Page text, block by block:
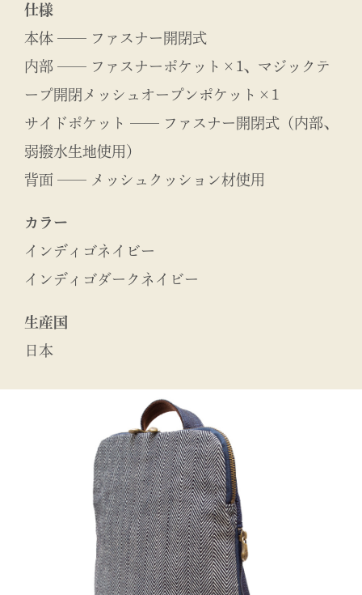
仕様
本体 ── ファスナー開閉式
内部 ── ファスナーポケット×1、マジックテ
ープ開閉メッシュオープンポケット×1
サイドポケット ── ファスナー開閉式（内部、
弱撥水生地使用）
背面 ── メッシュクッション材使用
カラー
インディゴネイビー
インディゴダークネイビー
生産国
日本